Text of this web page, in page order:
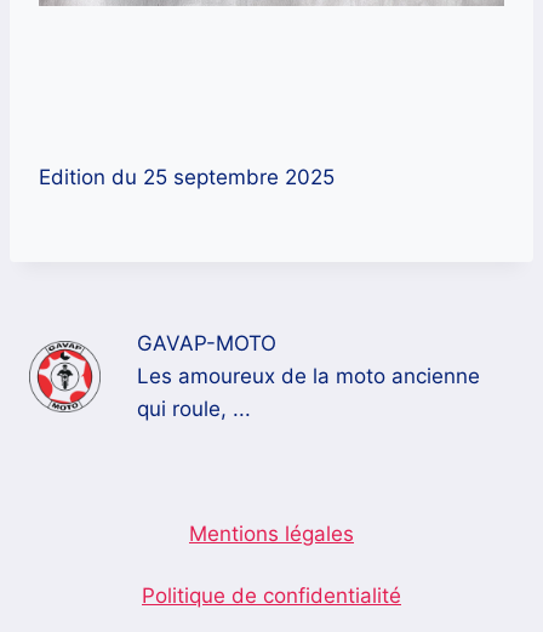
Edition du 25 septembre 2025
GAVAP-MOTO
Les amoureux de la moto ancienne
qui roule, ...
Mentions légales
Politique de confidentialité